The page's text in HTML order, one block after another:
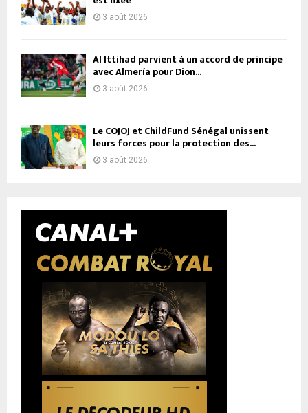
3 août 2026
Al Ittihad parvient à un accord de principe
avec Almería pour Dion...
3 août 2026
Le COJOJ et ChildFund Sénégal unissent
leurs forces pour la protection des...
3 août 2026